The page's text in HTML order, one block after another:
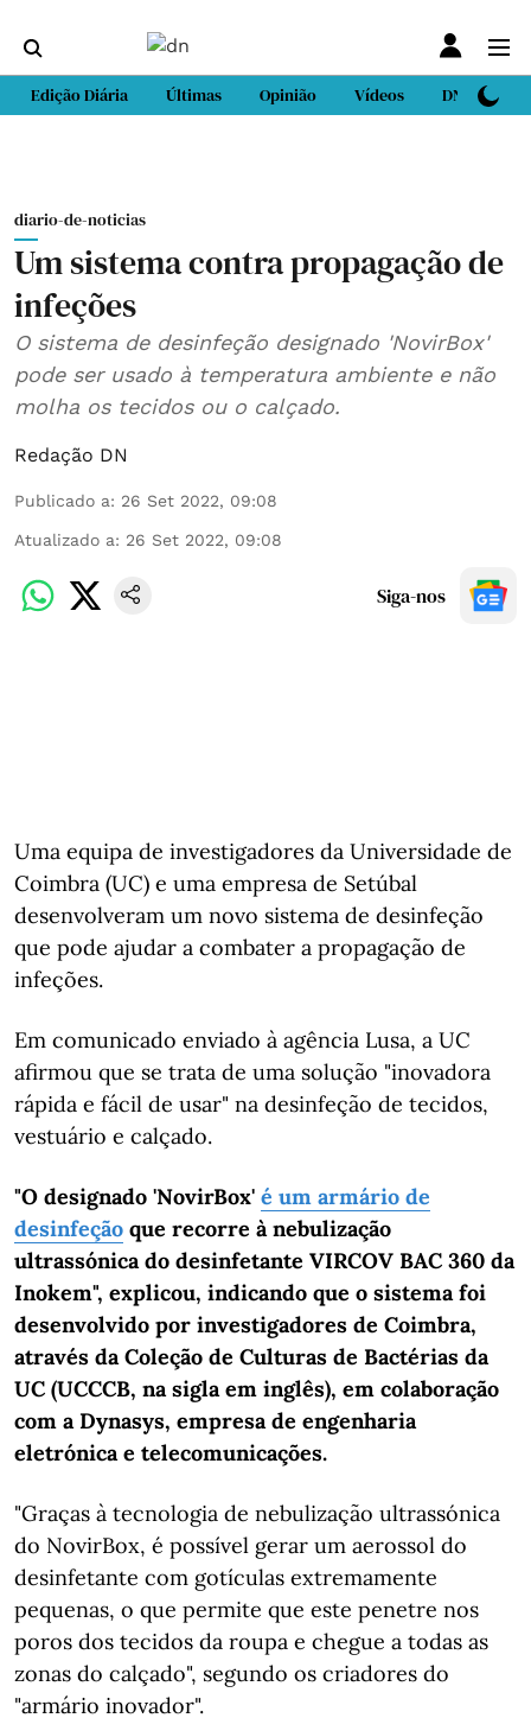
Edição Diária Últimas Opinião Vídeos DN Sport
diario-de-noticias
Um sistema contra propagação de
infeções
O sistema de desinfeção designado 'NovirBox'
pode ser usado à temperatura ambiente e não
molha os tecidos ou o calçado.
Redação DN
Publicado a: 26 Set 2022, 09:08
Atualizado a: 26 Set 2022, 09:08
Siga-nos
Uma equipa de investigadores da Universidade de
Coimbra (UC) e uma empresa de Setúbal
desenvolveram um novo sistema de desinfeção
que pode ajudar a combater a propagação de
infeções.
Em comunicado enviado à agência Lusa, a UC
afirmou que se trata de uma solução "inovadora
rápida e fácil de usar" na desinfeção de tecidos,
vestuário e calçado.
"O designado 'NovirBox' é um armário de
desinfeção que recorre à nebulização
ultrassónica do desinfetante VIRCOV BAC 360 da
Inokem", explicou, indicando que o sistema foi
desenvolvido por investigadores de Coimbra,
através da Coleção de Culturas de Bactérias da
UC (UCCCB, na sigla em inglês), em colaboração
com a Dynasys, empresa de engenharia
eletrónica e telecomunicações.
"Graças à tecnologia de nebulização ultrassónica
do NovirBox, é possível gerar um aerossol do
desinfetante com gotículas extremamente
pequenas, o que permite que este penetre nos
poros dos tecidos da roupa e chegue a todas as
zonas do calçado", segundo os criadores do
"armário inovador".